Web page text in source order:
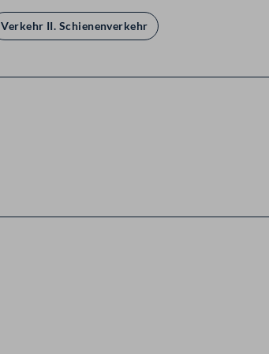
Verkehr II. Schienenverkehr